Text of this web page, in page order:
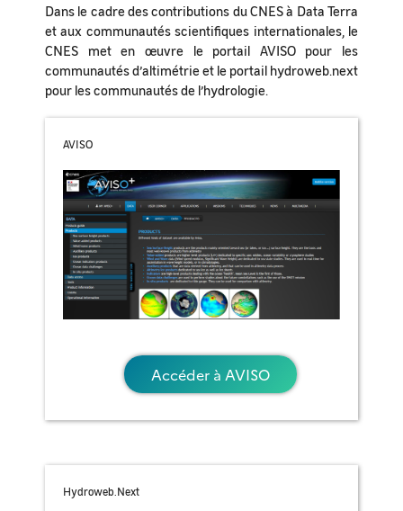
Dans le cadre des contributions du CNES à Data Terra
et aux communautés scientifiques internationales, le
CNES met en œuvre le portail AVISO pour les
communautés d’altimétrie et le portail hydroweb.next
pour les communautés de l’hydrologie.
AVISO
Accéder à AVISO
Hydroweb.Next